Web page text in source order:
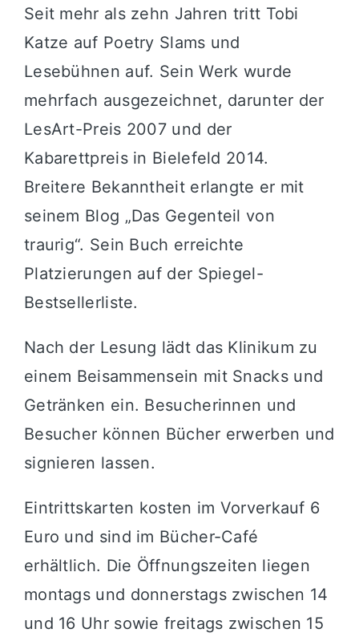
Seit mehr als zehn Jahren tritt Tobi
Katze auf Poetry Slams und
Lesebühnen auf. Sein Werk wurde
mehrfach ausgezeichnet, darunter der
LesArt-Preis 2007 und der
Kabarettpreis in Bielefeld 2014.
Breitere Bekanntheit erlangte er mit
seinem Blog „Das Gegenteil von
traurig“. Sein Buch erreichte
Platzierungen auf der Spiegel-
Bestsellerliste.
Nach der Lesung lädt das Klinikum zu
einem Beisammensein mit Snacks und
Getränken ein. Besucherinnen und
Besucher können Bücher erwerben und
signieren lassen.
Eintrittskarten kosten im Vorverkauf 6
Euro und sind im Bücher-Café
erhältlich. Die Öffnungszeiten liegen
montags und donnerstags zwischen 14
und 16 Uhr sowie freitags zwischen 15